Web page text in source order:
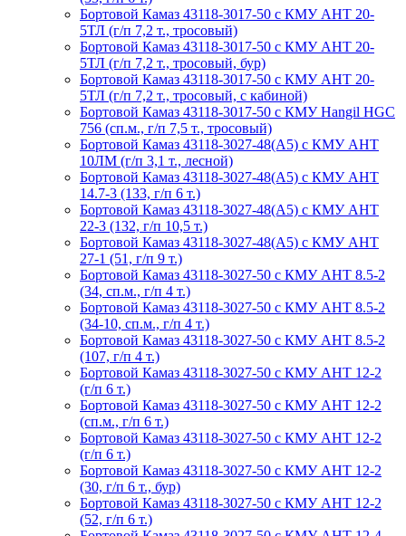
Бортовой Камаз 43118-3017-50 с КМУ АНТ 20-
5ТЛ (г/п 7,2 т., тросовый)
Бортовой Камаз 43118-3017-50 с КМУ АНТ 20-
5ТЛ (г/п 7,2 т., тросовый, бур)
Бортовой Камаз 43118-3017-50 с КМУ АНТ 20-
5ТЛ (г/п 7,2 т., тросовый, с кабиной)
Бортовой Камаз 43118-3017-50 с КМУ Hangil HGC
756 (сп.м., г/п 7,5 т., тросовый)
Бортовой Камаз 43118-3027-48(A5) с КМУ АНТ
10ЛМ (г/п 3,1 т., лесной)
Бортовой Камаз 43118-3027-48(A5) с КМУ АНТ
14.7-3 (133, г/п 6 т.)
Бортовой Камаз 43118-3027-48(A5) с КМУ АНТ
22-3 (132, г/п 10,5 т.)
Бортовой Камаз 43118-3027-48(A5) с КМУ АНТ
27-1 (51, г/п 9 т.)
Бортовой Камаз 43118-3027-50 с КМУ АНТ 8.5-2
(34, сп.м., г/п 4 т.)
Бортовой Камаз 43118-3027-50 с КМУ АНТ 8.5-2
(34-10, сп.м., г/п 4 т.)
Бортовой Камаз 43118-3027-50 с КМУ АНТ 8.5-2
(107, г/п 4 т.)
Бортовой Камаз 43118-3027-50 с КМУ АНТ 12-2
(г/п 6 т.)
Бортовой Камаз 43118-3027-50 с КМУ АНТ 12-2
(сп.м., г/п 6 т.)
Бортовой Камаз 43118-3027-50 с КМУ АНТ 12-2
(г/п 6 т.)
Бортовой Камаз 43118-3027-50 с КМУ АНТ 12-2
(30, г/п 6 т., бур)
Бортовой Камаз 43118-3027-50 с КМУ АНТ 12-2
(52, г/п 6 т.)